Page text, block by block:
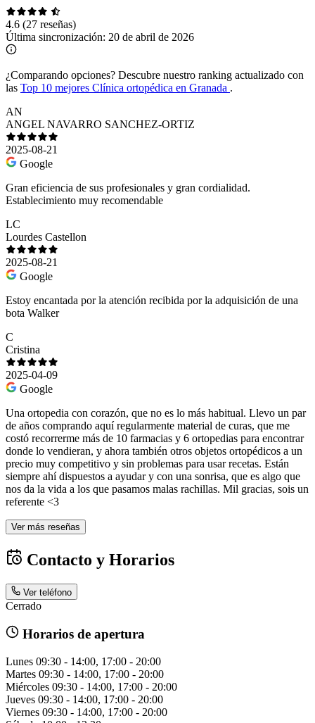
4.6 (27 reseñas)
Última sincronización: 20 de abril de 2026
¿Comparando opciones? Descubre nuestro ranking actualizado con
las Top 10 mejores Clínica ortopédica en Granada .
AN
ANGEL NAVARRO SANCHEZ-ORTIZ
2025-08-21
Google
Gran eficiencia de sus profesionales y gran cordialidad.
Establecimiento muy recomendable
LC
Lourdes Castellon
2025-08-21
Google
Estoy encantada por la atención recibida por la adquisición de una
bota Walker
C
Cristina
2025-04-09
Google
Una ortopedia con corazón, que no es lo más habitual. Llevo un par
de años comprando aquí regularmente material de curas, que me
costó recorrerme más de 10 farmacias y 6 ortopedias para encontrar
donde lo vendieran, y ahora también otros objetos ortopédicos a un
precio muy competitivo y sin problemas para usar recetas. Están
siempre ahí dispuestos a ayudar y con una sonrisa, que es algo que
nos da la vida a los que pasamos malas rachillas. Mil gracias, sois un
referente <3
Ver más reseñas
Contacto y Horarios
Ver teléfono
Cerrado
Horarios de apertura
Lunes 09:30 - 14:00, 17:00 - 20:00
Martes 09:30 - 14:00, 17:00 - 20:00
Miércoles 09:30 - 14:00, 17:00 - 20:00
Jueves 09:30 - 14:00, 17:00 - 20:00
Viernes 09:30 - 14:00, 17:00 - 20:00